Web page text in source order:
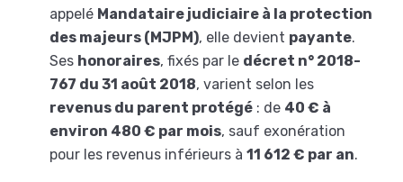
appelé Mandataire judiciaire à la protection
des majeurs (MJPM), elle devient payante.
Ses honoraires, fixés par le décret n° 2018-
767 du 31 août 2018, varient selon les
revenus du parent protégé : de 40 € à
environ 480 € par mois, sauf exonération
pour les revenus inférieurs à 11 612 € par an.